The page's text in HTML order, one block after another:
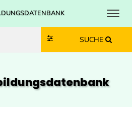
Zum Inhalt springen
Zum Navmenü springen
Zur Suche springen
Zur Footer springen
SUCHE